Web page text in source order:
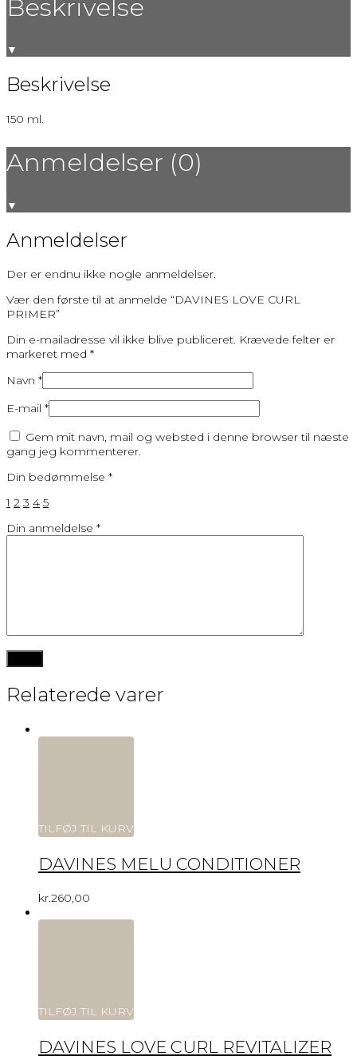
Beskrivelse
▼
Beskrivelse
150 ml.
Anmeldelser (0)
▼
Anmeldelser
Der er endnu ikke nogle anmeldelser.
Vær den første til at anmelde “DAVINES LOVE CURL
PRIMER”
Din e-mailadresse vil ikke blive publiceret. Krævede felter er
markeret med *
Navn *
E-mail *
Gem mit navn, mail og websted i denne browser til næste
gang jeg kommenterer.
Din bedømmelse *
1 2 3 4 5
Din anmeldelse *
Relaterede varer
TILFØJ TIL KURV
DAVINES MELU CONDITIONER
kr.260,00
TILFØJ TIL KURV
DAVINES LOVE CURL REVITALIZER